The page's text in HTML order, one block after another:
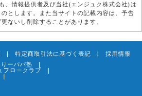
、情報提供者及び当社(エンジュク株式会社)は
とします。また当サイトの記載内容は、予告
ないし削除することがあります。
| 特定商取引法に基づく表記 | 採用情報
ーパパ塾 |
フロークラブ |
|